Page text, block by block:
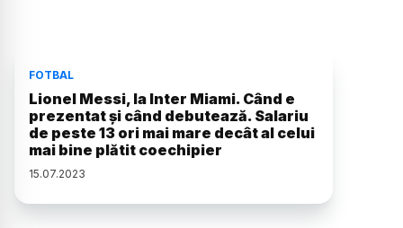
FOTBAL
Lionel Messi, la Inter Miami. Când e
prezentat și când debutează. Salariu
de peste 13 ori mai mare decât al celui
mai bine plătit coechipier
15.07.2023